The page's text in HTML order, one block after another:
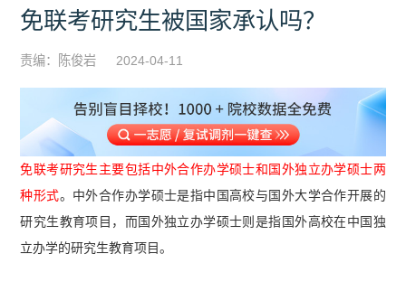
免联考研究生被国家承认吗？
责编：陈俊岩 2024-04-11
免联考研究生主要包括中外合作办学硕士和国外独立办学硕士两
种形式。中外合作办学硕士是指中国高校与国外大学合作开展的
研究生教育项目，而国外独立办学硕士则是指国外高校在中国独
立办学的研究生教育项目。